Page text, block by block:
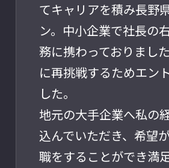
てキャリアを積み長野
ン。中小企業で社長の
務に携わっておりまし
に再挑戦するためエン
した。
地元の大手企業へ私の
込んでいただき、希望
職をすることができ満